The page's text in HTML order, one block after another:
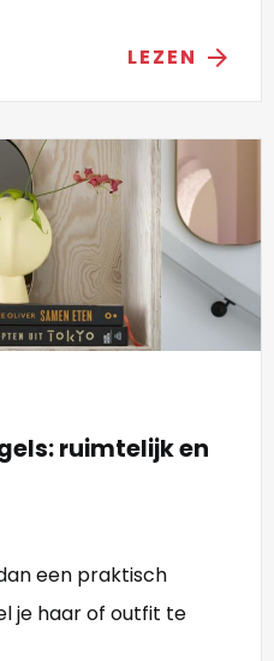
LEZEN arrow_forward
ruimtelijk en
een praktisch
je haar of outfit te